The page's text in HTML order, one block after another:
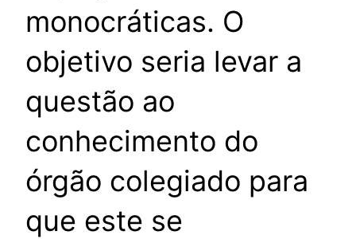
monocráticas. O
objetivo seria levar a
questão ao
conhecimento do
órgão colegiado para
que este se